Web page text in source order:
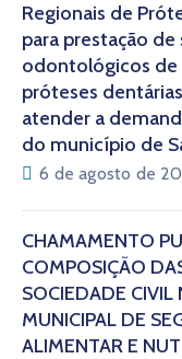
Regionais de
para prestação de
odontológicos de
próteses
atender a
do município de
6 de agosto de
CHAMAMENTO
COMPOSIÇÃO
SOCIEDADE
MUNICIPAL DE
ALIMENTAR E